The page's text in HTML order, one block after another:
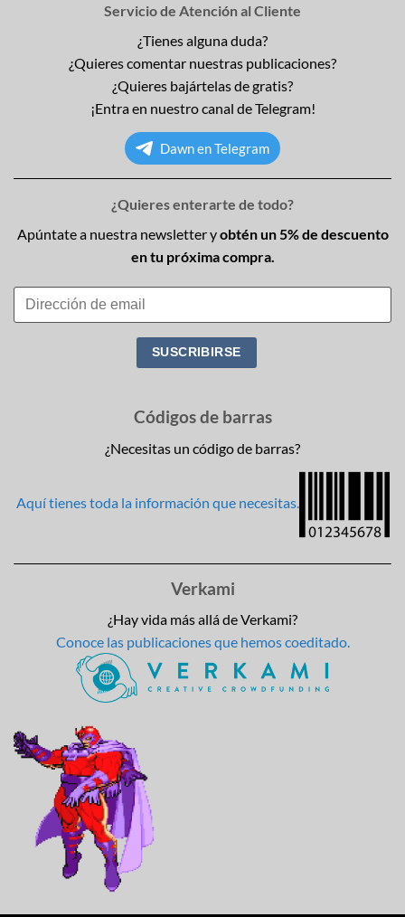
Servicio de Atención al Cliente
¿Tienes alguna duda?
¿Quieres comentar nuestras publicaciones?
¿Quieres bajártelas de gratis?
¡Entra en nuestro canal de Telegram!
Dawn en Telegram
¿Quieres enterarte de todo?
Apúntate a nuestra newsletter yobtén un 5% de descuento
en tu próxima compra.
Códigos de barras
¿Necesitas un código de barras?
Aquí tienes toda la información que necesitas.
Verkami
¿Hay vida más allá de Verkami?
Conoce las publicaciones que hemos coeditado.